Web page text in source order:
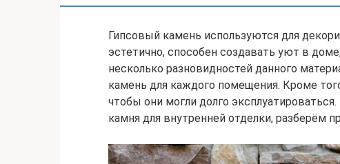
Гипсовый камень используются для
эстетично, способен создавать уют в
несколько разновидностей данного
камень для каждого помещения. Кроме
чтобы они могли долго
камня для внутренней отделки, разберём